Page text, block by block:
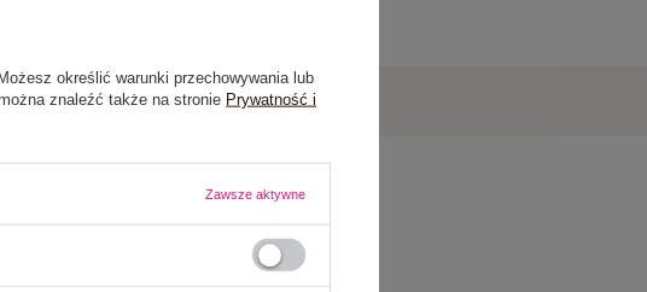
Możesz określić warunki przechowywania lub
znaleźć także na stronie Prywatność i
Zawsze aktywne